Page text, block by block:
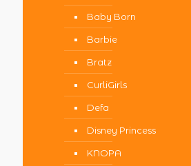
Baby Born
Barbie
Bratz
CurliGirls
Defa
Disney Princess
KNOPA